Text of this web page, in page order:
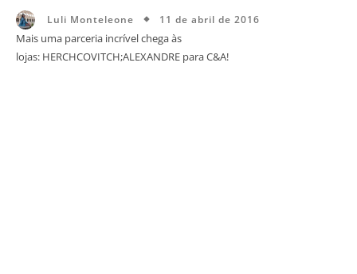
Luli Monteleone 11 de abril de 2016
Mais uma parceria incrível chega às
lojas: HERCHCOVITCH;ALEXANDRE para C&A!